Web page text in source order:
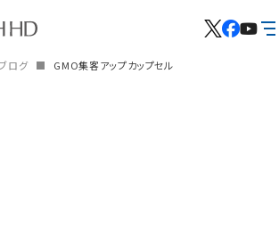
ログ GMO集客アップカップセル